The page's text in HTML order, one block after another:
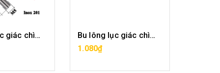
Bu lông lục giác chìm inox 201-M5x18
HÀNG
Bu lông lục giác chìm inox 201-M5x20
1.080₫
MUA HÀNG